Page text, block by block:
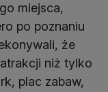
miejsca,
po poznaniu
że
niż tylko
plac zabaw,